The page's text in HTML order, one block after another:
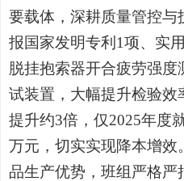
要载体，深耕质量管控与
报国家发明专利1项、实
脱挂抱索器开合疲劳强度
试装置，大幅提升检验效
提升约3倍，仅2025年度
万元，切实实现降本增
品生产优势，班组严格